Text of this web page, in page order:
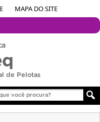
MAPA DO SITE
de Pelotas